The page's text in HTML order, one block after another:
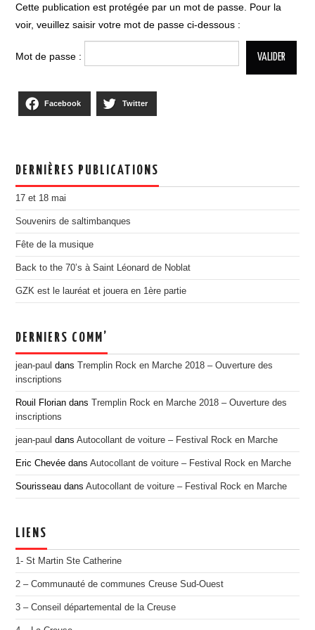
BILLETTERIE 18 MAI COBI
ADHÉSION, DON
DESINSCRIPTION
PARTENAIRES
DEVENIR PARTENAIRE
ILS NOUS ONT SOUTENU
ÉDITION 2021
EDITION 2018
EDITION 2015
EDITION 2014
EDITION 2013
EDITION 2012
CONTACT
Cette publication est protégée par un mot de passe. Pour la
voir, veuillez saisir votre mot de passe ci-dessous :
Mot de passe :
Facebook Twitter
DERNIÈRES PUBLICATIONS
17 et 18 mai
Souvenirs de saltimbanques
Fête de la musique
Back to the 70’s à Saint Léonard de Noblat
GZK est le lauréat et jouera en 1ère partie
DERNIERS COMM’
jean-paul dans
Tremplin Rock en Marche 2018 – Ouverture des
inscriptions
Rouil Florian dans
Tremplin Rock en Marche 2018 – Ouverture des
inscriptions
jean-paul dansAutocollant de voiture – Festival Rock en Marche
Eric Chevée dansAutocollant de voiture – Festival Rock en Marche
Sourisseau dansAutocollant de voiture – Festival Rock en Marche
LIENS
1- St Martin Ste Catherine
2 – Communauté de communes Creuse Sud-Ouest
3 – Conseil départemental de la Creuse